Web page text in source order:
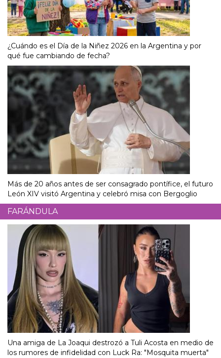
¿Cuándo es el Día de la Niñez 2026 en la Argentina y por
qué fue cambiando de fecha?
Más de 20 años antes de ser consagrado pontífice, el futuro
León XIV visitó Argentina y celebró misa con Bergoglio
FARÁNDULA
Una amiga de La Joaqui destrozó a Tuli Acosta en medio de
los rumores de infidelidad con Luck Ra: "Mosquita muerta"